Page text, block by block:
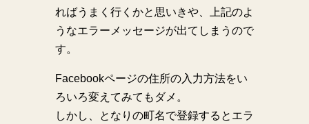
ればうまく行くかと思いきや、上記のよ
うなエラーメッセージが出てしまうので
す。
Facebookページの住所の入力方法をい
ろいろ変えてみてもダメ。
しかし、となりの町名で登録するとエラ